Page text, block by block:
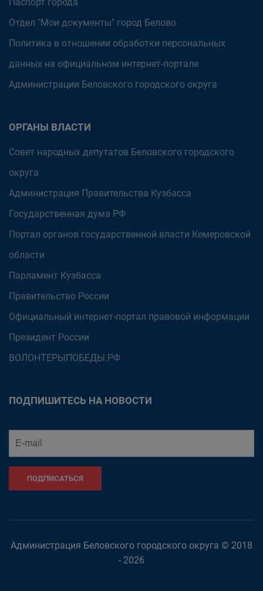
Отдел "Мои документы" город Белово
Политика в отношении обработки персональных
данных на официальном интернет-портале
Администрации Беловского городского округа
ОРГАНЫ ВЛАСТИ
Совет народных депутатов Беловского городского
округа
Администрация Правительства Кузбасса
Государственная дума РФ
Портал органов государственной власти Кемеровской
области
Парламент Кузбасса
Правительство России
Официальный интернет-портал правовой информации
Президент России
ВОЛОНТЕРЫПОБЕДЫ.РФ
ПОДПИШИТЕСЬ НА НОВОСТИ
ПОДПИСАТЬСЯ
Администрация Беловского городского округа © 2018
- 2026